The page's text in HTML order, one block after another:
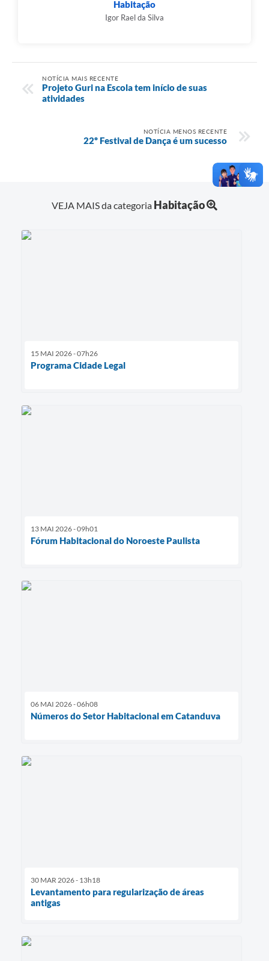
Habitação
Igor Rael da Silva
NOTÍCIA MAIS RECENTE
Projeto Guri na Escola tem início de suas
atividades
NOTÍCIA MENOS RECENTE
22º Festival de Dança é um sucesso
VEJA MAIS da categoria Habitação
15 MAI 2026 - 07h26
Programa Cidade Legal
13 MAI 2026 - 09h01
Fórum Habitacional do Noroeste Paulista
06 MAI 2026 - 06h08
Números do Setor Habitacional em Catanduva
30 MAR 2026 - 13h18
Levantamento para regularização de áreas
antigas